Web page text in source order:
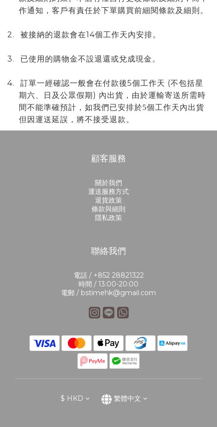
作通知，客戶有責任於下單購買前細閱條款及細則。
2. 被接納的退款會在14個工作天內安排。
3. 已使用的購物金不設退還或兌成現金。
4. 訂單一經確認一般會在付款後5個工作天 (不包括星
期六、日及公眾假期 ) 內出貨，由於運輸寄送所需時
間不能準確預計，如我們已安排於5個工作天內出貨
但因運送延誤，將不接受退款。
顧客服務
關於我們
運送服務方式
退貨政策
條款與細則
隱私政策
聯絡我們
電話 / +852 28821322
時間 / 13:00-20:00
電郵 / bstimehk@gmail.com
$ HKD 繁體中文